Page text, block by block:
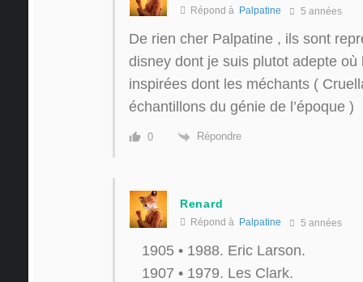
Répond à Palpatine 5 années
De rien cher Palpatine , ils sont
disney dont je suis plutot adepte
inspirées dont les méchants (
échantillons du génie de l’époque )
0 Répondre
Renard
Répond à Palpatine 5 années
1905 • 1988. Eric Larson.
1907 • 1979. Les Clark.